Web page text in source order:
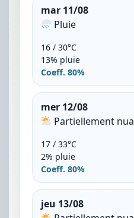
mar 11/08
Pluie
16 / 30°C
13% pluie
Coeff. 80%
mer 12/08
Partiellement
17 / 33°C
2% pluie
Coeff. 80%
jeu 13/08